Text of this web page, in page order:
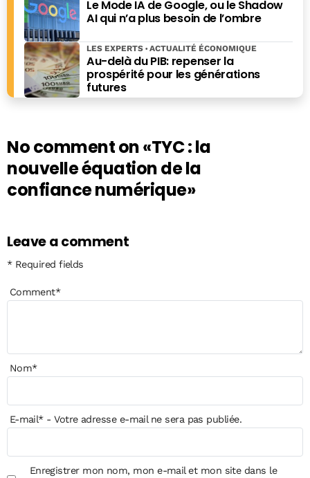
Le Mode IA de Google, ou le Shadow
AI qui n’a plus besoin de l’ombre
Au-delà du PIB: repenser la
prospérité pour les générations
futures
LES EXPERTS ACTUALITÉ ÉCONOMIQUE
No comment on«TYC : la
nouvelle équation de la
confiance numérique»
Leave a comment
* Required fields
Comment*
Nom*
E-mail*- Votre adresse e-mail ne sera pas publiée.
Enregistrer mon nom, mon e-mail et mon site dans le